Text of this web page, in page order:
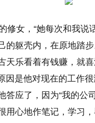
修女，“她每次和我
的躯壳内，在原地踏
天乐看着有钱赚，就
因是他对现在的工作
答应了，因为“我的公
用心地作笔记，学习